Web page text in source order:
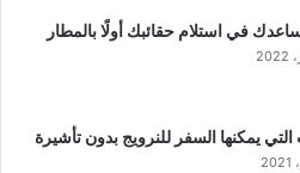
في استلام حقائبك أولًا بالمطار
يمكنها السفر للنرويج بدون تأشيرة